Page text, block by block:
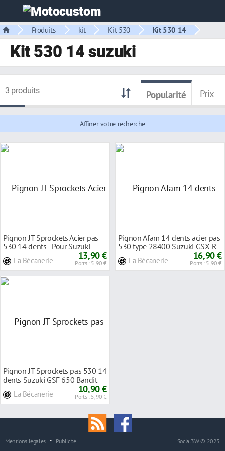
Produits kit Kit 530 Kit 530 14
Kit 530 14 suzuki
3 produits Popularité Prix
Affiner votre recherche
Pignon JT Sprockets Acier pas
530 14 dents - Pour Suzuki
La Bécanerie 13,90 €
Ports : 5,90 €
Pignon Afam 14 dents acier pas
530 type 28400 Suzuki GSX-R
La Bécanerie 16,90 €
Ports : 5,90 €
Pignon JT Sprockets pas 530 14
dents Suzuki GSF 650 Bandit
La Bécanerie 10,90 €
Ports : 5,90 €
Social3W © 2023
Mentions légales Publicité